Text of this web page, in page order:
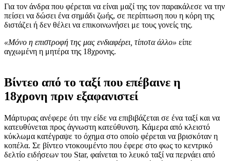
Για τον άνδρα που φέρεται να είναι μαζί της τον παρακάλεσε να την
πείσει να δώσει ένα σημάδι ζωής, σε περίπτωση που η κόρη της
διστάζει ή δεν θέλει να επικοινωνήσει με τους γονείς της.
«Μόνο η επιστροφή της μας ενδιαφέρει, τίποτα άλλο» είπε
αγχωμένη η μητέρα της 18χρονης.
Βίντεο από το ταξί που επέβαινε η
18χρονη πριν εξαφανιστεί
Μάρτυρας ανέφερε ότι την είδε να επιβιβάζεται σε ένα ταξί και να
κατευθύνεται προς άγνωστη κατεύθυνση. Κάμερα από κλειστό
κύκλωμα κατέγραψε το όχημα στο οποίο φέρεται να βρισκόταν η
κοπέλα. Σε βίντεο ντοκουμέντο που έφερε στο φως το κεντρικό
δελτίο ειδήσεων του Star, φαίνεται το λευκό ταξί να περνάει από